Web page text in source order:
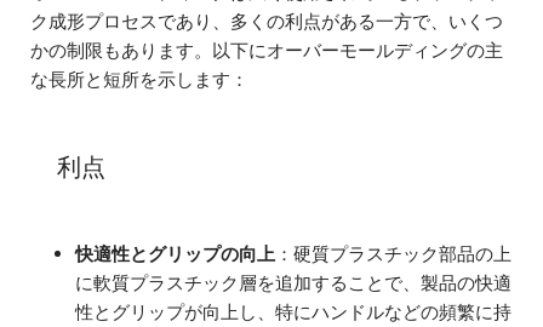
ク成形プロセスであり、多くの利点がある一方で、いくつ
かの制限もあります。以下にオーバーモールディングの主
な長所と短所を示します：
利点
快適性とグリップの向上 ：硬質プラスチック部品の上
に軟質プラスチック層を追加することで、製品の快適
性とグリップが向上し、特にハンドルなどの頻繁に持